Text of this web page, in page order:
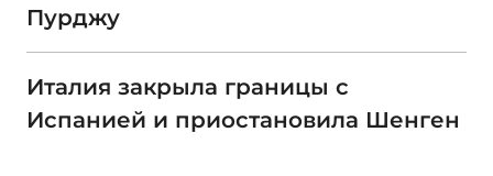
Пурджу
Италия закрыла границы с
Испанией и приостановила Шенген